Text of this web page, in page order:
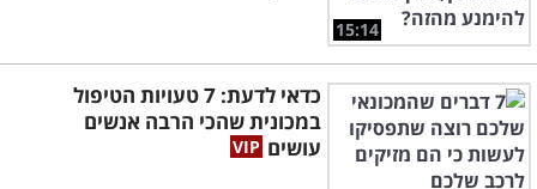
15:14
כדאי לדעת: 7 טעויות הטיפול
במכונית שהכי הרבה אנשים
עושים